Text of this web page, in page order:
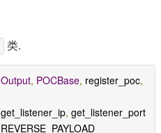
类.
Output, POCBase, register_poc,
get_listener_ip, get_listener_port
REVERSE_PAYLOAD